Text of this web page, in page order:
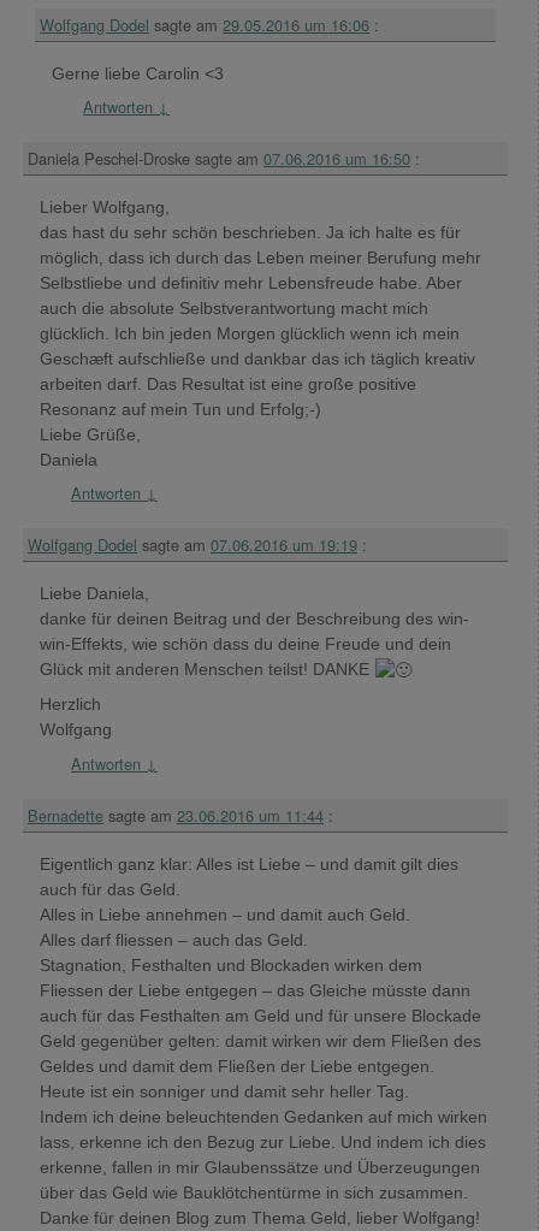
Wolfgang Dodel sagte am 29.05.2016 um 16:06 :
Gerne liebe Carolin <3
Antworten ↓
Daniela Peschel-Droske sagte am 07.06.2016 um 16:50 :
Lieber Wolfgang,
das hast du sehr schön beschrieben. Ja ich halte es für
möglich, dass ich durch das Leben meiner Berufung mehr
Selbstliebe und definitiv mehr Lebensfreude habe. Aber
auch die absolute Selbstverantwortung macht mich
glücklich. Ich bin jeden Morgen glücklich wenn ich mein
Geschæft aufschließe und dankbar das ich täglich kreativ
arbeiten darf. Das Resultat ist eine große positive
Resonanz auf mein Tun und Erfolg;-)
Liebe Grüße,
Daniela
Antworten ↓
Wolfgang Dodel sagte am 07.06.2016 um 19:19 :
Liebe Daniela,
danke für deinen Beitrag und der Beschreibung des win-
win-Effekts, wie schön dass du deine Freude und dein
Glück mit anderen Menschen teilst! DANKE
Herzlich
Wolfgang
Antworten ↓
Bernadette sagte am 23.06.2016 um 11:44 :
Eigentlich ganz klar: Alles ist Liebe – und damit gilt dies
auch für das Geld.
Alles in Liebe annehmen – und damit auch Geld.
Alles darf fliessen – auch das Geld.
Stagnation, Festhalten und Blockaden wirken dem
Fliessen der Liebe entgegen – das Gleiche müsste dann
auch für das Festhalten am Geld und für unsere Blockade
Geld gegenüber gelten: damit wirken wir dem Fließen des
Geldes und damit dem Fließen der Liebe entgegen.
Heute ist ein sonniger und damit sehr heller Tag.
Indem ich deine beleuchtenden Gedanken auf mich wirken
lass, erkenne ich den Bezug zur Liebe. Und indem ich dies
erkenne, fallen in mir Glaubenssätze und Überzeugungen
über das Geld wie Bauklötchentürme in sich zusammen.
Danke für deinen Blog zum Thema Geld, lieber Wolfgang!